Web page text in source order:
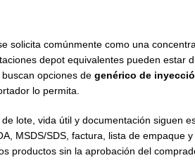
solicita comúnmente como una
depot equivalentes pueden estar
opciones de genérico de
lo permita.
lote, vida útil y documentación siguen
MSDS/SDS, factura, lista de
productos sin la aprobación del